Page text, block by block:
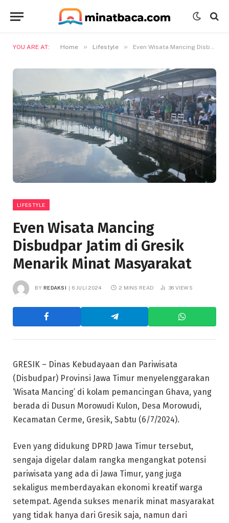
YOU ARE AT: Home » Lifestyle » Even Wisata Mancing Disbudpar Jatim di Gresik Menarik Minat Masyarakat
LIFESTYLE
Even Wisata Mancing
Disbudpar Jatim di Gresik
Menarik Minat Masyarakat
BY REDAKSI 6 JULI 2024 2 MINS READ 36 VIEWS
GRESIK – Dinas Kebudayaan dan Pariwisata
(Disbudpar) Provinsi Jawa Timur menyelenggarakan
‘Wisata Mancing’ di kolam pemancingan Ghava, yang
berada di Dusun Morowudi Kulon, Desa Morowudi,
Kecamatan Cerme, Gresik, Sabtu (6/7/2024).
Even yang didukung DPRD Jawa Timur tersebut,
sengaja digelar dalam rangka mengangkat potensi
pariwisata yang ada di Jawa Timur, yang juga
sekaligus memberdayakan ekonomi kreatif warga
setempat. Agenda sukses menarik minat masyarakat
yang tidak hanya dari Gresik saja, namun dari